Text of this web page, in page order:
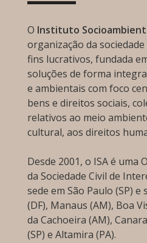
O Instituto
organização da
fins lucrativos, fundada
soluções de forma
e ambientais com foco
bens e direitos sociais,
relativos ao meio
cultural, aos direitos
Desde 2001, o ISA é uma
da Sociedade Civil de
sede em São Paulo (SP)
(DF), Manaus (AM), Boa
da Cachoeira (AM),
(SP) e Altamira (PA).